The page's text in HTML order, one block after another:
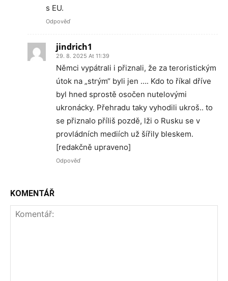
s EU.
Odpověď
jindrich1
29. 8. 2025 At 11:39
Němci vypátrali i přiznali, že za teroristickým
útok na „strým“ byli jen …. Kdo to říkal dříve
byl hned sprostě osočen nutelovými
ukronácky. Přehradu taky vyhodili ukroš.. to
se přiznalo příliš pozdě, lži o Rusku se v
provládních mediích už šířily bleskem.
[redakčně upraveno]
Odpověď
KOMENTÁŘ